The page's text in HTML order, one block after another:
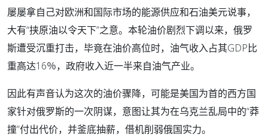
屡屡拿自己对欧洲和国际市场的能源供应和石油美元说事，
大有“挟原油以令天下”之意。本轮油价剧烈下调以来，俄罗
斯遭受沉重打击，毕竟在油价高位时，油气收入占其GDP比
重高达16％，政府收入近一半来自油气产业。
因此有声音认为这次的油价骤降，可能是美国为首的西方国
家针对俄罗斯的一次阴谋，意图让其为在乌克兰乱局中的“莽
撞”付出代价，并釜底抽薪，借机削弱俄国实力。